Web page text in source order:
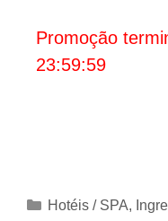
Promoção
23:59:59
Categorias
Hotéis / SPA,